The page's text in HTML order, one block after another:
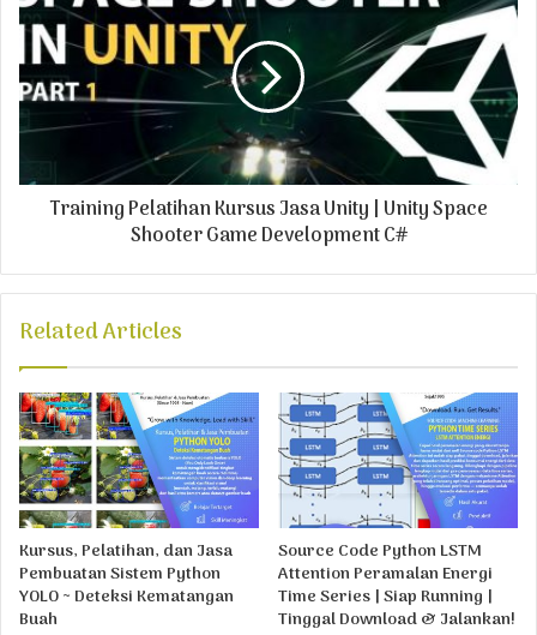
Training Pelatihan Kursus Jasa Unity | Unity Space
Shooter Game Development C#
Related Articles
Kursus, Pelatihan, dan Jasa
Pembuatan Sistem Python
YOLO ~ Deteksi Kematangan
Buah
Source Code Python LSTM
Attention Peramalan Energi
Time Series | Siap Running |
Tinggal Download & Jalankan!